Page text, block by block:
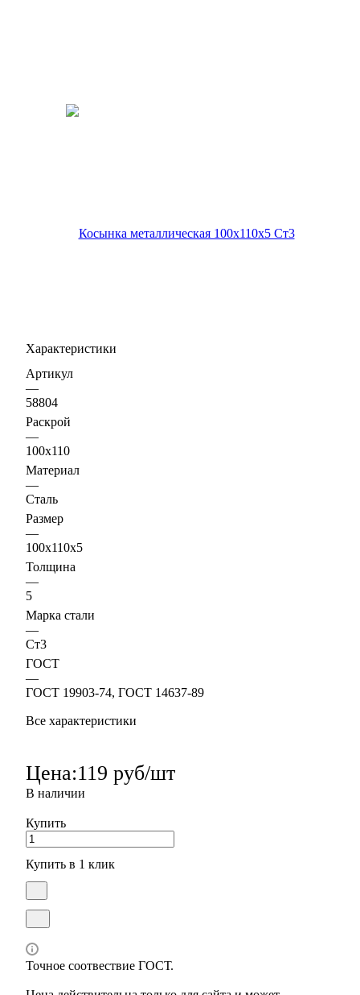
Характеристики
Артикул
—
58804
Раскрой
—
100х110
Материал
—
Сталь
Размер
—
100х110х5
Толщина
—
5
Марка стали
—
Ст3
ГОСТ
—
ГОСТ 19903-74, ГОСТ 14637-89
Все характеристики
Цена:119 руб/шт
В наличии
Купить
Купить в 1 клик
Точное соотвествие ГОСТ.